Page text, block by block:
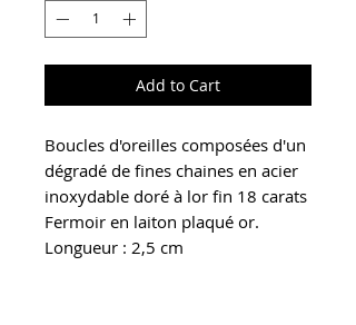
Add to Cart
Boucles d'oreilles composées d'un
dégradé de fines chaines en acier
inoxydable doré à lor fin 18 carats
Fermoir en laiton plaqué or.
Longueur : 2,5 cm